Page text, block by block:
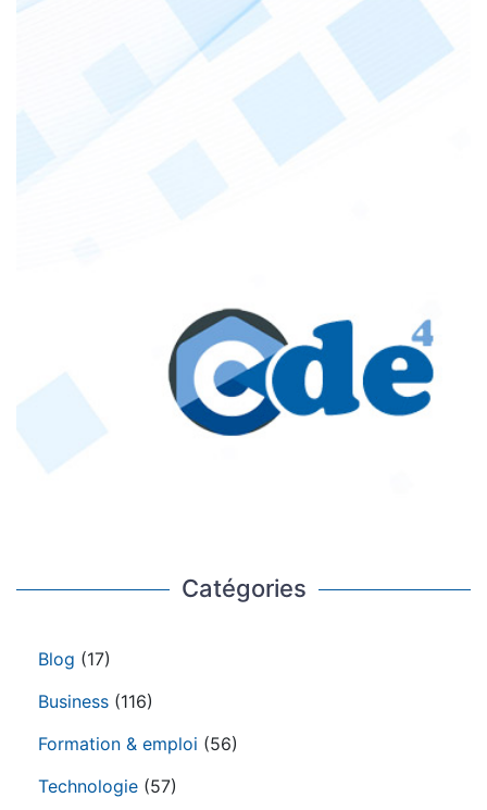
Catégories
Blog (17)
Business (116)
Formation & emploi (56)
Technologie (57)